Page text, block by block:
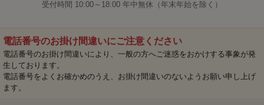
受付時間 10:00～18:00 年中無休（年末年始を除く）
電話番号のお掛け間違いにご注意ください
電話番号のお掛け間違いにより、一般の方へご迷惑をおかけする事象が発
生しております。
電話番号をよくお確かめのうえ、お掛け間違いのないようお願い申し上げ
ます。